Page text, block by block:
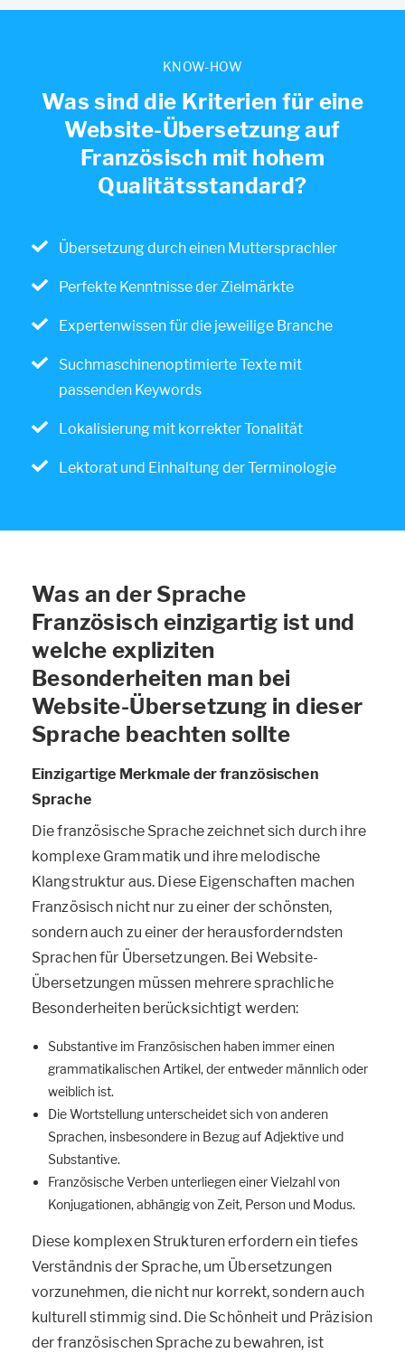
KNOW-HOW
Was sind die Kriterien für eine
Website-Übersetzung auf
Französisch mit hohem
Qualitätsstandard?
Übersetzung durch einen Muttersprachler
Perfekte Kenntnisse der Zielmärkte
Expertenwissen für die jeweilige Branche
Suchmaschinenoptimierte Texte mit
passenden Keywords
Lokalisierung mit korrekter Tonalität
Lektorat und Einhaltung der Terminologie
Was an der Sprache
Französisch einzigartig ist und
welche expliziten
Besonderheiten man bei
Website-Übersetzung in dieser
Sprache beachten sollte
Einzigartige Merkmale der französischen
Sprache
Die französische Sprache zeichnet sich durch ihre
komplexe Grammatik und ihre melodische
Klangstruktur aus. Diese Eigenschaften machen
Französisch nicht nur zu einer der schönsten,
sondern auch zu einer der herausforderndsten
Sprachen für Übersetzungen. Bei Website-
Übersetzungen müssen mehrere sprachliche
Besonderheiten berücksichtigt werden:
Substantive im Französischen haben immer einen
grammatikalischen Artikel, der entweder männlich oder
weiblich ist.
Die Wortstellung unterscheidet sich von anderen
Sprachen, insbesondere in Bezug auf Adjektive und
Substantive.
Französische Verben unterliegen einer Vielzahl von
Konjugationen, abhängig von Zeit, Person und Modus.
Diese komplexen Strukturen erfordern ein tiefes
Verständnis der Sprache, um Übersetzungen
vorzunehmen, die nicht nur korrekt, sondern auch
kulturell stimmig sind. Die Schönheit und Präzision
der französischen Sprache zu bewahren, ist